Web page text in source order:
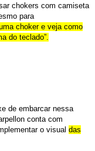
chokers com camiseta
para
choker e veja como
do teclado”.
de embarcar nessa
conta com
o visual das